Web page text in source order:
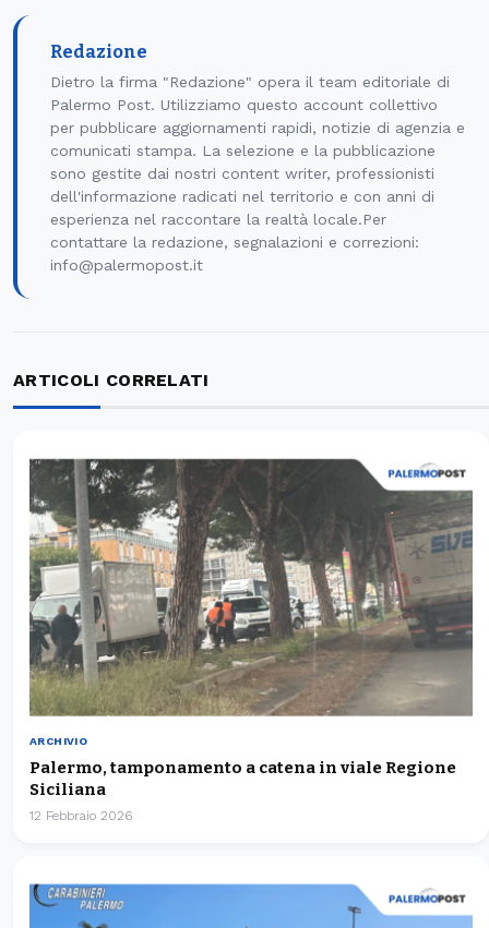
Redazione
Dietro la firma "Redazione" opera il team editoriale di
Palermo Post. Utilizziamo questo account collettivo
per pubblicare aggiornamenti rapidi, notizie di agenzia e
comunicati stampa. La selezione e la pubblicazione
sono gestite dai nostri content writer, professionisti
dell'informazione radicati nel territorio e con anni di
esperienza nel raccontare la realtà locale.Per
contattare la redazione, segnalazioni e correzioni:
info@palermopost.it
ARTICOLI CORRELATI
ARCHIVIO
Palermo, tamponamento a catena in viale Regione
Siciliana
12 Febbraio 2026